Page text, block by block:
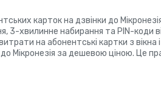
карток на дзвінки до
3-хвилинне набирання та PIN-коди
на абонентські картки з вікна
Мікронезія за дешевою ціною. Це